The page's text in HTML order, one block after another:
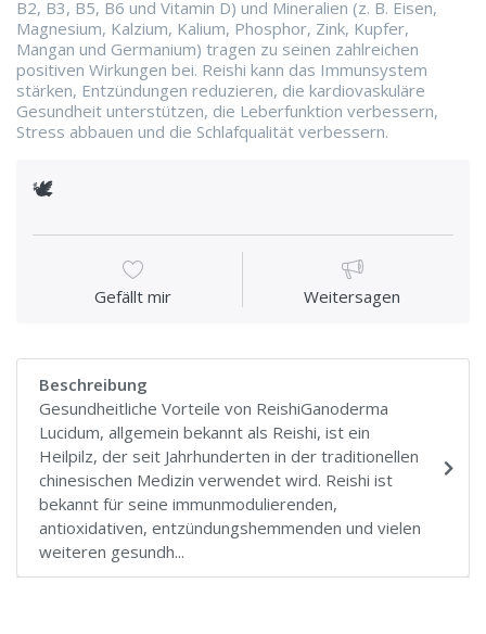
B2, B3, B5, B6 und Vitamin D) und Mineralien (z. B. Eisen,
Magnesium, Kalzium, Kalium, Phosphor, Zink, Kupfer,
Mangan und Germanium) tragen zu seinen zahlreichen
positiven Wirkungen bei. Reishi kann das Immunsystem
stärken, Entzündungen reduzieren, die kardiovaskuläre
Gesundheit unterstützen, die Leberfunktion verbessern,
Stress abbauen und die Schlafqualität verbessern.
🕊
Gefällt mir Weitersagen
Beschreibung
Gesundheitliche Vorteile von ReishiGanoderma
Lucidum, allgemein bekannt als Reishi, ist ein
Heilpilz, der seit Jahrhunderten in der traditionellen
chinesischen Medizin verwendet wird. Reishi ist
bekannt für seine immunmodulierenden,
antioxidativen, entzündungshemmenden und vielen
weiteren gesundh...